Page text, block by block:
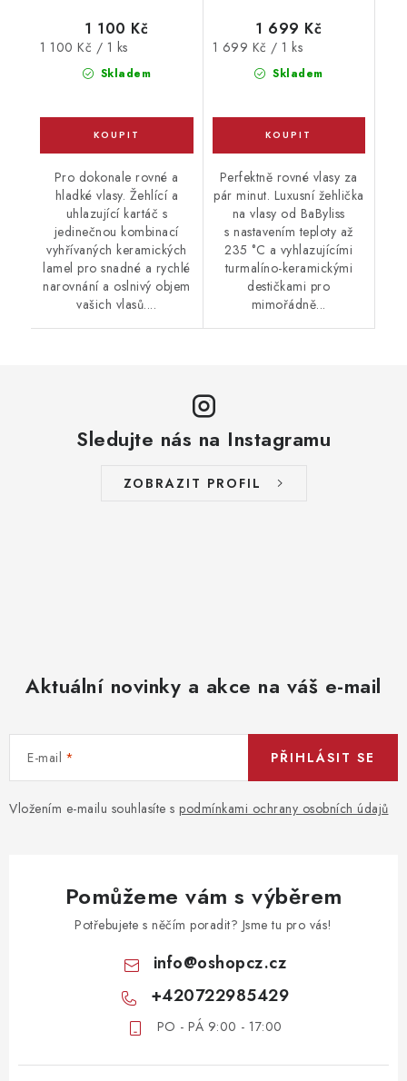
Skladem
1 100 Kč
Měrná
1 100 Kč / 1 ks
Pro dokonale rovné a
hladké vlasy. Žehlící a
uhlazující kartáč s
jedinečnou kombinací
vyhřívaných keramických
lamel pro snadné a rychlé
narovnání a oslnivý objem
vašich vlasů....
Skladem
1 699 Kč
Měrná
1 699 Kč / 1 ks
Perfektně rovné vlasy za
pár minut. Luxusní žehlička
na vlasy od BaByliss
s nastavením teploty až
235 °C a vyhlazujícími
turmalíno-keramickými
destičkami pro
mimořádně...
Sledujte nás na Instagramu
ZOBRAZIT PROFIL
Aktuální novinky a akce na váš e-mail
E-mail
Vložením e-mailu souhlasíte s podmínkami ochrany osobních údajů
PŘIHLÁSIT SE
Pomůžeme vám s výběrem
Potřebujete s něčím poradit? Jsme tu pro vás!
info@oshopcz.cz
+420722985429
PO - PÁ 9:00 - 17:00